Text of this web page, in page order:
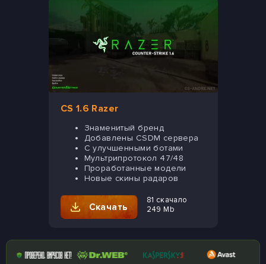
CS 1.6 Razer
Знаменитый бренд
Добавлены CSDM сервера
С улучшенными ботами
Мультрипротокол 47/48
Проработанные модели
Новые скины радаров
Скачать
81 скачало
249 Mb